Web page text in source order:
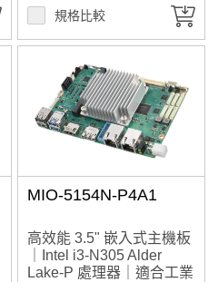
規格比較
MIO-5154N-P4A1
高效能 3.5" 嵌入式主機板
｜Intel i3-N305 Alder
Lake-P 處理器｜適合工業